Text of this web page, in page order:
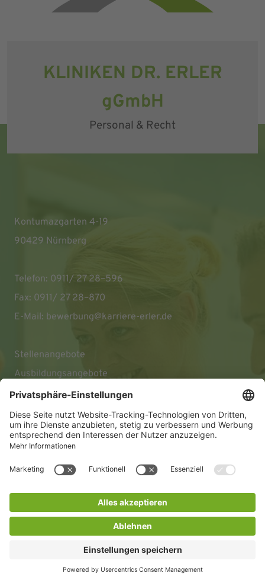
KLINIKEN DR. ERLER
gGmbH
Personal & Recht
Kontumazgarten 4-19
90429 Nürnberg
Telefon: 0911/ 27 28–596
Fax: 0911/ 27 28–870
E-Mail: bewerbung@karriere-erler.de
Stellenangebote
Ausbildungsangebote
Impressum
Datenschutz
Barrierefreiheitserklärung
© 2026 KLINIKEN DR. ERLER